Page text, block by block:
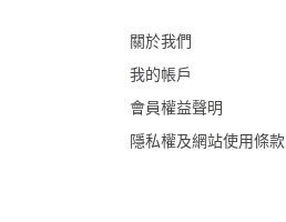
關於我們
我的帳戶
會員權益聲明
隱私權及網站使用條款